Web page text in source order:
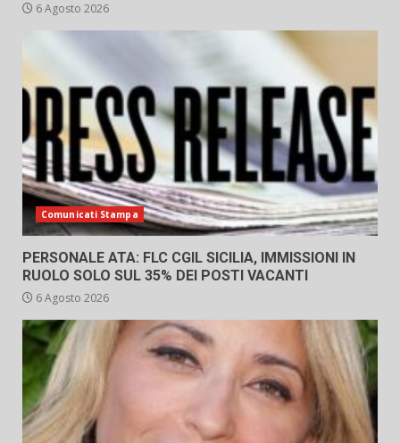
6 Agosto 2026
Comunicati Stampa
PERSONALE ATA: FLC CGIL SICILIA, IMMISSIONI IN
RUOLO SOLO SUL 35% DEI POSTI VACANTI
6 Agosto 2026